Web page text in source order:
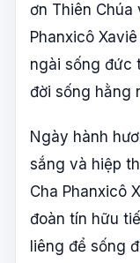
ơn Thiên
Phanxicô
ngài sống đức
đời sống hằng
Ngày hành
sắng và hiệp
Cha Phanxicô
đoàn tín hữu
liêng để sống